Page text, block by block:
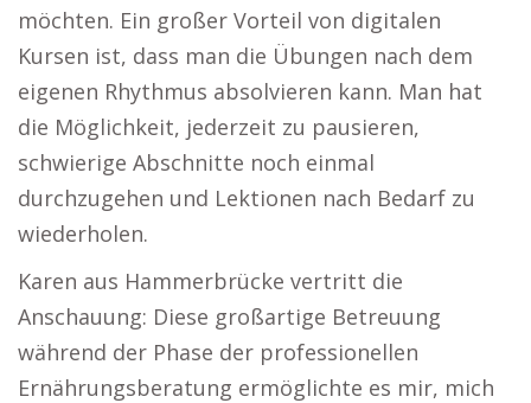
möchten. Ein großer Vorteil von digitalen
Kursen ist, dass man die Übungen nach dem
eigenen Rhythmus absolvieren kann. Man hat
die Möglichkeit, jederzeit zu pausieren,
schwierige Abschnitte noch einmal
durchzugehen und Lektionen nach Bedarf zu
wiederholen.
Karen aus Hammerbrücke vertritt die
Anschauung: Diese großartige Betreuung
während der Phase der professionellen
Ernährungsberatung ermöglichte es mir, mich